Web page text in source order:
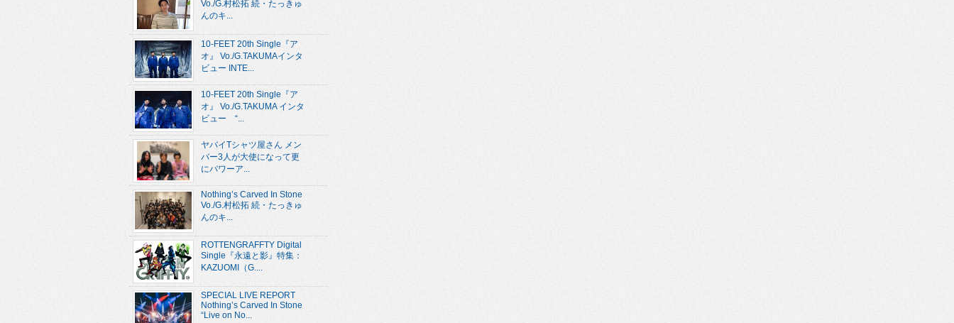
Vo./G.村松拓 続・たっきゅ
んのキ...
10-FEET 20th Single『ア
オ』 Vo./G.TAKUMAインタ
ビュー INTE...
10-FEET 20th Single『ア
オ』 Vo./G.TAKUMA インタ
ビュー “...
ヤバイTシャツ屋さん メン
バー3人が大使になって更
にパワーア...
Nothing’s Carved In Stone
Vo./G.村松拓 続・たっきゅ
んのキ...
ROTTENGRAFFTY Digital
Single『永遠と影』特集：
KAZUOMI（G....
SPECIAL LIVE REPORT
Nothing’s Carved In Stone
“Live on No...